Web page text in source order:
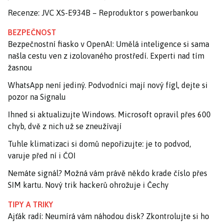
Recenze: JVC XS-E934B – Reproduktor s powerbankou
BEZPEČNOST
Bezpečnostní fiasko v OpenAI: Umělá inteligence si sama
našla cestu ven z izolovaného prostředí. Experti nad tím
žasnou
WhatsApp není jediný. Podvodníci mají nový fígl, dejte si
pozor na Signalu
Ihned si aktualizujte Windows. Microsoft opravil přes 600
chyb, dvě z nich už se zneužívají
Tuhle klimatizaci si domů nepořizujte: je to podvod,
varuje před ní i ČOI
Nemáte signál? Možná vám právě někdo krade číslo přes
SIM kartu. Nový trik hackerů ohrožuje i Čechy
TIPY A TRIKY
Ajťák radí: Neumírá vám náhodou disk? Zkontrolujte si ho